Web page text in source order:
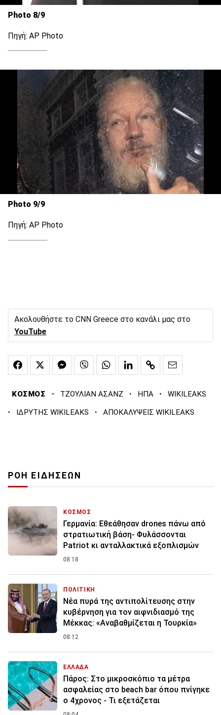
Photo 8/9
Πηγή: AP Photo
Photo 9/9
Πηγή: AP Photo
Ακολουθήστε το CNN Greece στο κανάλι μας στο
YouTube
ΚΟΣΜΟΣ · ΤΖΟΥΛΙΑΝ ΑΣΑΝΖ · ΗΠΑ · WIKILEAKS
· ΙΔΡΥΤΗΣ WIKILEAKS · ΑΠΟΚΑΛΥΨΕΙΣ WIKILEAKS
ΡΟΗ ΕΙΔΗΣΕΩΝ
ΚΟΣΜΟΣ
Γερμανία: Εθεάθησαν drones πάνω από
στρατιωτική βάση- Φυλάσσονται
Patriot κι ανταλλακτικά εξοπλισμών
08:18
ΠΟΛΙΤΙΚΗ
Νέα πυρά της αντιπολίτευσης στην
κυβέρνηση για τον αιφνιδιασμό της
Μέκκας: «Αναβαθμίζεται η Τουρκία»
08:12
ΕΛΛΑΔΑ
Πάρος: Στο μικροσκόπιο τα μέτρα
ασφαλείας στο beach bar όπου πνίγηκε
ο 4χρονος - Τι εξετάζεται